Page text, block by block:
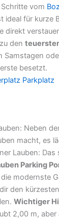
vom
ideal für kurze
direkt
den
Samstagen
besetzt.
Parkplatz
Neben
macht, es
Lauben:
Parking
modernste
den
Wichtiger
2,00 m, aber